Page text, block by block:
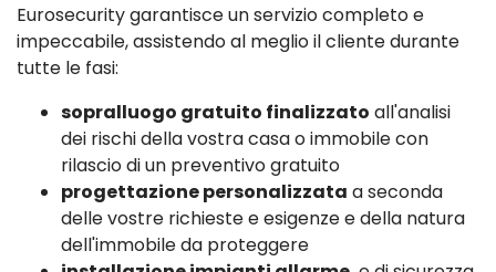
Eurosecurity garantisce un servizio completo e
impeccabile, assistendo al meglio il cliente durante
tutte le fasi:
sopralluogo gratuito finalizzato all'analisi
dei rischi della vostra casa o immobile con
rilascio di un preventivo gratuito
progettazione personalizzata a seconda
delle vostre richieste e esigenze e della natura
dell'immobile da proteggere